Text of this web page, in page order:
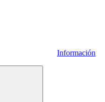
Información